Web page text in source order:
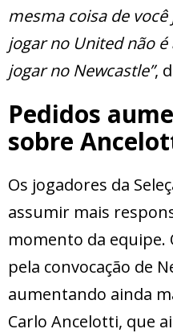
mesma coisa de
jogar no United não
jogar no Newcastle”,
Pedidos
sobre
Os jogadores da
assumir mais
momento da equipe.
pela convocação de
aumentando ainda
Carlo Ancelotti, que